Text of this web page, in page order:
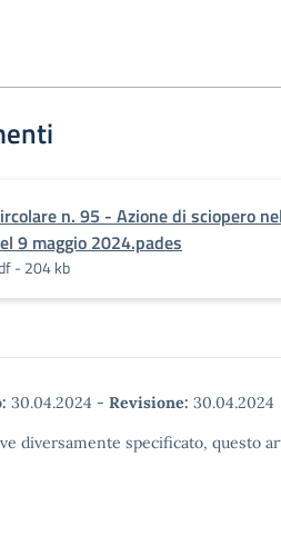
n. 95 - Azione di sciopero
9 maggio 2024.pades
- 204 kb
30.04.2024 - Revisione: 30.04.2024
diversamente specificato, questo